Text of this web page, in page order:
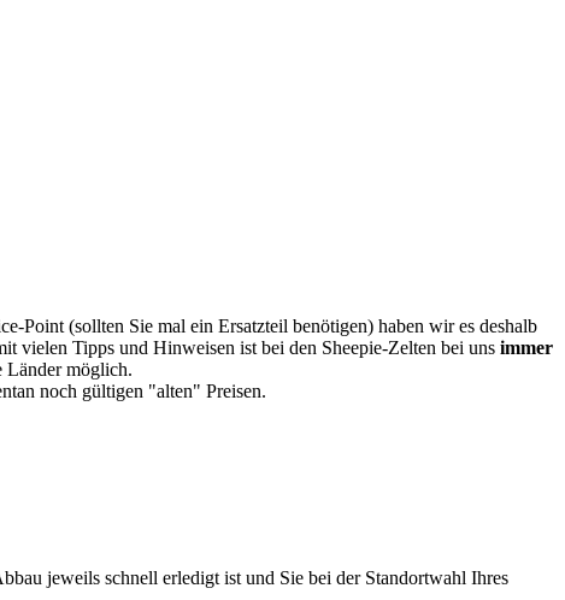
Point (sollten Sie mal ein Ersatzteil benötigen) haben wir es deshalb
vielen Tipps und Hinweisen ist bei den Sheepie-Zelten bei uns immer
Länder möglich.
noch gültigen "alten" Preisen.
jeweils schnell erledigt ist und Sie bei der Standortwahl Ihres